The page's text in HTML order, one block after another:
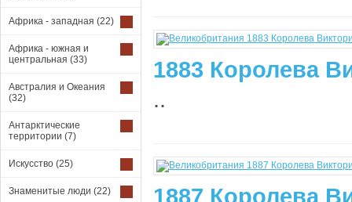
Африка - западная (22)
Африка - южная и
центральная (33)
Австралия и Океания
(32)
Антарктические
территории (7)
Искусство (25)
Знаменитые люди (22)
1883 Королева
..
1887 Королева